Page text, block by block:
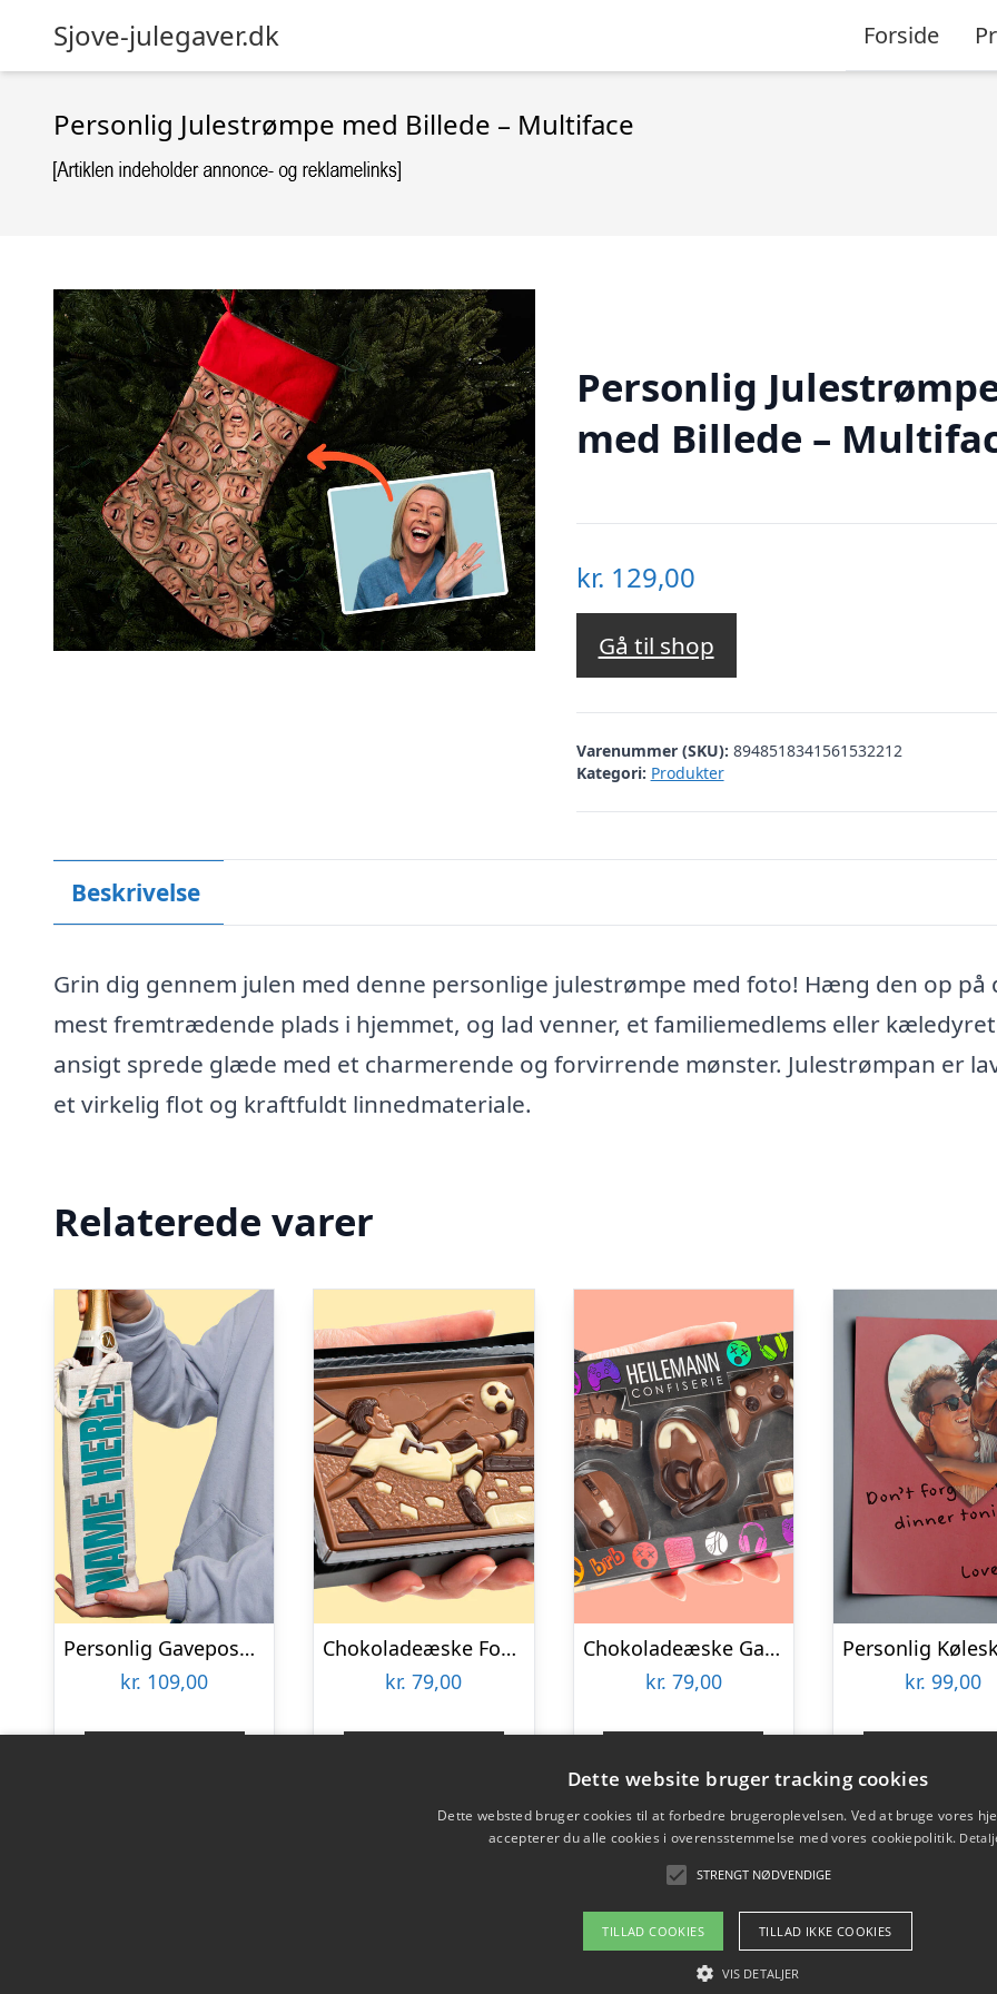
Sjove-julegaver.dk Forside
Personlig Julestrømpe med Billede – Multiface
Personlig
med Billede –
kr. 129,00
Gå til shop
Varenummer (SKU): 8948518341561532212
Kategori: Produkter
Beskrivelse
Grin dig gennem julen med denne personlige julestrømpe med foto! Hæng den op på
mest fremtrædende plads i hjemmet, og lad venner, et familiemedlems eller
ansigt sprede glæde med et charmerende og forvirrende mønster. Julestrømpan er
et virkelig flot og kraftfuldt linnedmateriale.
Relaterede varer
Personlig Gavepose til vin med Tekst
kr. 109,00
Chokoladeæske Fodboldspiller
kr. 79,00
Chokoladeæske Gaming
kr. 79,00
Gå til shop
kr. 99,00
Gå til
Dette website bruger tracking cookies
Dette websted bruger cookies til at forbedre brugeroplevelsen. Ved at bruge vores
accepterer du alle cookies i overensstemmelse med vores cookiepolitik.
STRENGT NØDVENDIGE
TILLAD COOKIES TILLAD IKKE COOKIES
VIS DETALJER